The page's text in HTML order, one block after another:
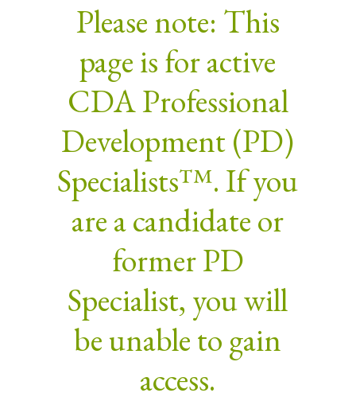
Please note: This
page is for active
CDA Professional
Development (PD)
Specialists™. If you
are a candidate or
former PD
Specialist, you will
be unable to gain
access.